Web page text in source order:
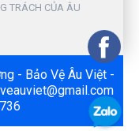
TRÁCH CỦA ÂU
- Bảo Vệ Âu Việt -